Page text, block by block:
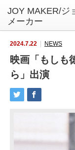
2024.7.22 NEWS
映画「もしも
ら」出演